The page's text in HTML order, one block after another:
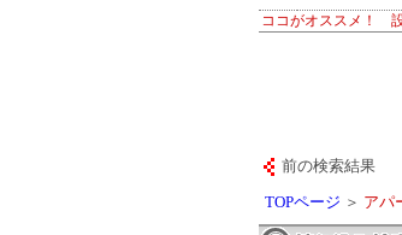
ココがオススメ！
前の検索結果
TOPページ ＞ アパ